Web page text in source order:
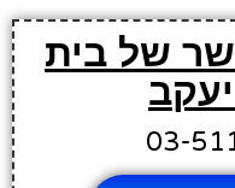
של בית